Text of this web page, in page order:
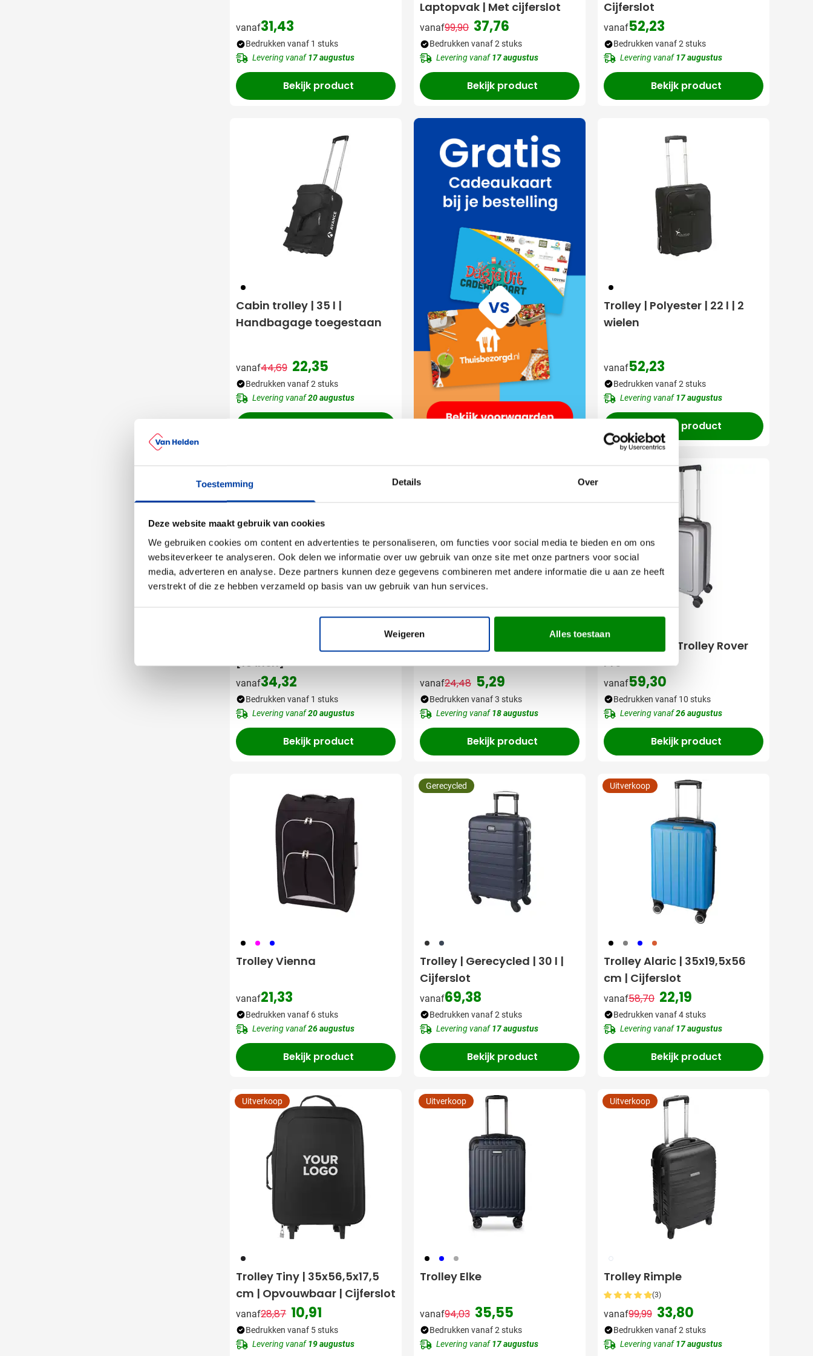
Toestemming Details Over
Deze website maakt gebruik van cookies
We gebruiken cookies om content en advertenties te personaliseren, om functies voor social media te bieden en om ons
websiteverkeer te analyseren. Ook delen we informatie over uw gebruik van onze site met onze partners voor social
media, adverteren en analyse. Deze partners kunnen deze gegevens combineren met andere informatie die u aan ze heeft
verstrekt of die ze hebben verzameld op basis van uw gebruik van hun services.
Weigeren Alles toestaan
vanaf31,43
Bedrukken vanaf 1 stuks
Levering vanaf17 augustus
Bekijk product
Laptopvak | Met cijferslot
vanaf
Normale prijs
99,90
Speciale prijs
37,76
Bedrukken vanaf 2 stuks
Levering vanaf17 augustus
Bekijk product
Cijferslot
vanaf52,23
Bedrukken vanaf 2 stuks
Levering vanaf17 augustus
Bekijk product
001
Cabin trolley | 35 l |
Handbagage toegestaan
vanaf
Normale prijs
44,69
Speciale prijs
22,35
Bedrukken vanaf 2 stuks
Levering vanaf20 augustus
001
Trolley | Polyester | 22 l | 2
wielen
vanaf52,23
Bedrukken vanaf 2 stuks
Levering vanaf17 augustus
Bekijk product
[15 inch]
vanaf34,32
Bedrukken vanaf 1 stuks
Levering vanaf20 augustus
Bekijk product
vanaf
Normale prijs
24,48 5,29
Bedrukken vanaf 3 stuks
Levering vanaf18 augustus
Bekijk product
Gerecyclede Trolley Rover
Pro
vanaf59,30
Bedrukken vanaf 10 stuks
Levering vanaf26 augustus
Bekijk product
001 046 005
Trolley Vienna
vanaf21,33
Bedrukken vanaf 6 stuks
Levering vanaf26 augustus
Bekijk product
001 005
Trolley | Gerecycled | 30 l |
Cijferslot
vanaf69,38
Gerecycled
Bedrukken vanaf 2 stuks
Levering vanaf17 augustus
Bekijk product
001 003 005 028
Trolley Alaric | 35x19,5x56
cm | Cijferslot
vanaf
Normale prijs
58,70
Speciale prijs
22,19
Uitverkoop
Bedrukken vanaf 4 stuks
Levering vanaf17 augustus
Bekijk product
001
Trolley Tiny | 35x56,5x17,5
cm | Opvouwbaar | Cijferslot
vanaf
Normale prijs
28,87
Speciale prijs
10,91
Uitverkoop
Bedrukken vanaf 5 stuks
Levering vanaf19 augustus
001 005 491
Trolley Elke
vanaf
Normale prijs
94,03
Speciale prijs
35,55
Uitverkoop
Bedrukken vanaf 2 stuks
Levering vanaf17 augustus
002
Trolley Rimple
(3)
vanaf
Normale prijs
99,99
Speciale prijs
33,80
Uitverkoop
Bedrukken vanaf 2 stuks
Levering vanaf17 augustus